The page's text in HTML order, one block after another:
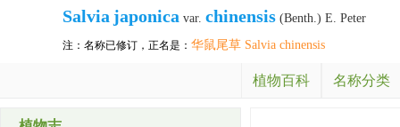
Salvia japonica var. chinensis (Benth.) E. Peter
注：名称已修订，正名是： 华鼠尾草 Salvia chinensis
植物百科 名称分类